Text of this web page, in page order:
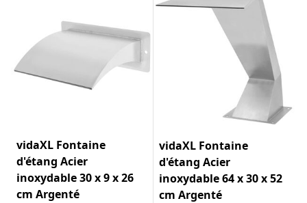
vidaXL Fontaine
d'étang Acier
inoxydable 30 x 9 x 26
cm Argenté
vidaXL Fontaine
d'étang Acier
inoxydable 64 x 30 x 52
cm Argenté